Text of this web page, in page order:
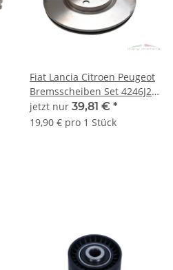
Fiat Lancia Citroen Peugeot
Bremsscheiben Set 4246J2
1317651080 71738908
jetzt nur 39,81 € *
19,90 € pro 1 Stück